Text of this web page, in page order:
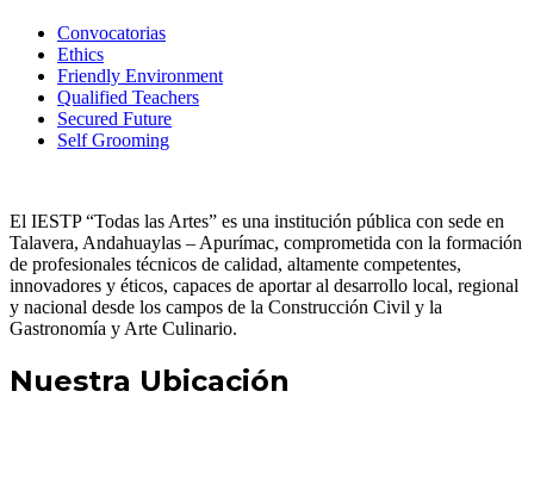
Convocatorias
Ethics
Friendly Environment
Qualified Teachers
Secured Future
Self Grooming
El IESTP “Todas las Artes” es una institución pública con sede en
Talavera, Andahuaylas – Apurímac, comprometida con la formación
de profesionales técnicos de calidad, altamente competentes,
innovadores y éticos, capaces de aportar al desarrollo local, regional
y nacional desde los campos de la Construcción Civil y la
Gastronomía y Arte Culinario.
Nuestra Ubicación